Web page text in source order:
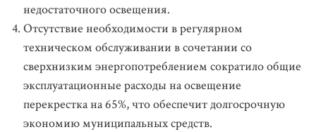
недостаточного освещения.
Отсутствие необходимости в регулярном
техническом обслуживании в сочетании со
сверхнизким энергопотреблением сократило общие
эксплуатационные расходы на освещение
перекрестка на 65%, что обеспечит долгосрочную
экономию муниципальных средств.